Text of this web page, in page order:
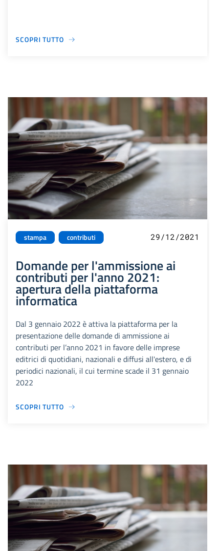
SCOPRI TUTTO
stampa contributi 29/12/2021
Domande per l'ammissione ai
contributi per l'anno 2021:
apertura della piattaforma
informatica
Dal 3 gennaio 2022 è attiva la piattaforma per la
presentazione delle domande di ammissione ai
contributi per l’anno 2021 in favore delle imprese
editrici di quotidiani, nazionali e diffusi all'estero, e di
periodici nazionali, il cui termine scade il 31 gennaio
2022
SCOPRI TUTTO